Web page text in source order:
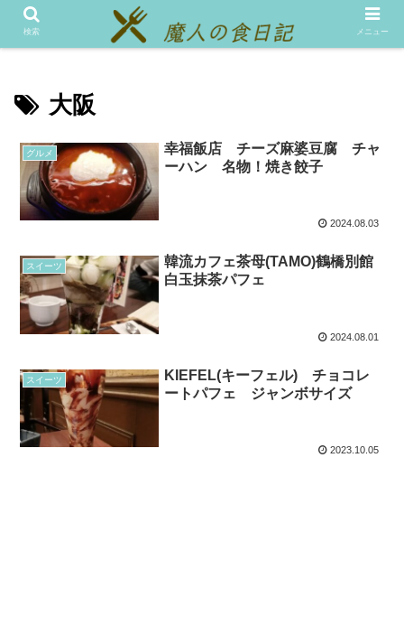
メニュー
大阪
グルメ
幸福飯店 チーズ麻婆豆腐 チャ
ーハン 名物！焼き餃子
2024.08.03
スイーツ
韓流カフェ茶母(TAMO)鶴橋別館
白玉抹茶パフェ
2024.08.01
スイーツ
KIEFEL(キーフェル) チョコレ
ートパフェ ジャンボサイズ
2023.10.05
検索 メニュー